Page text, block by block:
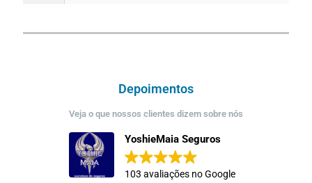
Depoimentos
Veja o que nossos clientes dizem sobre nós
YoshieMaia Seguros
103 avaliações no Google